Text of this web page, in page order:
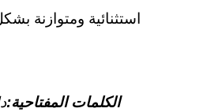
استثنائية ومتوازنة
الكلمات المفتاحية: